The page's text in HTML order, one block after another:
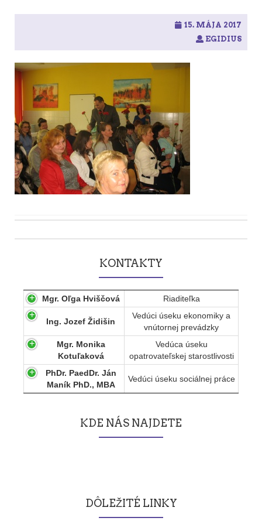
15. MÁJA 2017
EGIDIUS
navigation
KONTAKTY
Mgr. Oľga Hviščová Riaditeľka
Ing. Jozef Židišin
Vedúci úseku ekonomiky a
vnútornej prevádzky
Mgr. Monika
Kotuľaková
Vedúca úseku
opatrovateľskej starostlivosti
PhDr. PaedDr. Ján
Maník PhD., MBA
Vedúci úseku sociálnej práce
KDE NÁS NAJDETE
DÔLEŽITÉ LINKY